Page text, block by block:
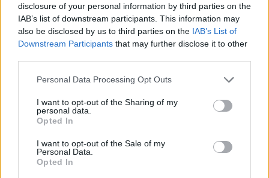
disclosure of your personal information by third parties on the
IAB’s list of downstream participants. This information may
also be disclosed by us to third parties on the IAB’s List of
Downstream Participants that may further disclose it to other
Personal Data Processing Opt Outs
I want to opt-out of the Sharing of my
personal data.
Opted In
I want to opt-out of the Sale of my
Personal Data.
Opted In
Wood’s AD20 Hybrid Avfuktare &
Luftrenare
Värde: 4 895 kr
2 Vinnare
OBS! Denna auktion erbjuder 2 eller fler vinnare. Det
innebär att de högsta unika budgivarna får köpa
produkten till sina högsta bud.
En kombinerad avfuktare och luftrenare,